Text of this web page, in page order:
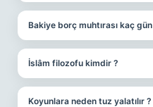
Bakiye borç muhtırası kaç gün
İslâm filozofu kimdir ?
Koyunlara neden tuz yalatılır ?